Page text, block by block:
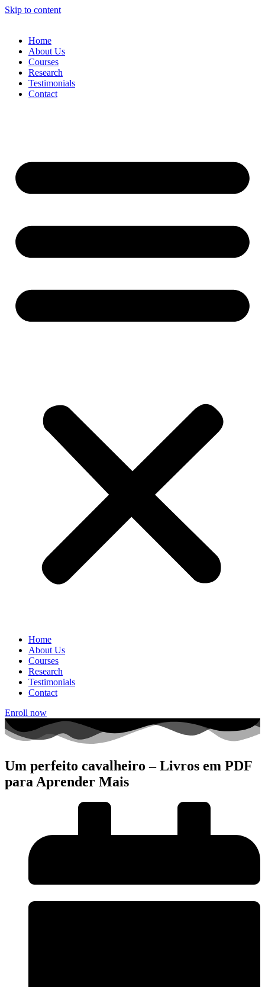
Skip to content
Home
About Us
Courses
Research
Testimonials
Contact
Home
About Us
Courses
Research
Testimonials
Contact
Enroll now
Um perfeito cavalheiro – Livros em PDF
para Aprender Mais